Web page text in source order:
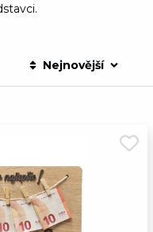
Nejnovější